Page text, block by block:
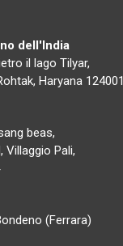
dell'India
il lago Tilyar,
Haryana 124001
beas,
Villaggio Pali,
(Ferrara)